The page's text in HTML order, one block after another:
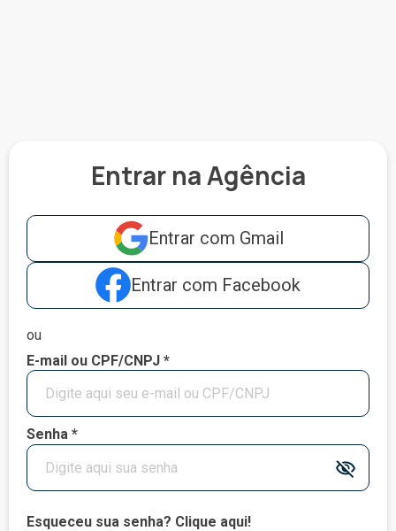
Entrar na Agência
Entrar com Gmail
Entrar com Facebook
ou
E-mail ou CPF/CNPJ *
Senha *
Esqueceu sua senha? Clique aqui!